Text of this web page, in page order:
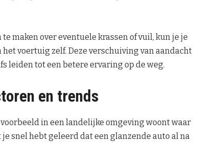
maken over eventuele krassen of vuil, kun je je
voertuig zelf. Deze verschuiving van aandacht
leiden tot een betere ervaring op de weg.
en trends
in een landelijke omgeving woont waar
snel hebt geleerd dat een glanzende auto al na